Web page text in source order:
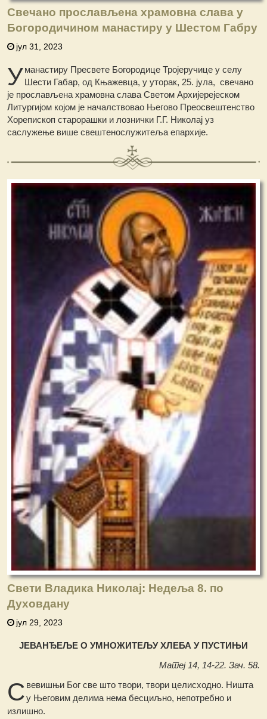
Свечано прослављена храмовна слава у
Богородичином манастиру у Шестом Габру
јул 31, 2023
Уманастиру Пресвете Богородице Тројеручице у селу
Шести Габар, од Књажевца, у уторак, 25. јула, свечано
је прослављена храмовна слава Светом Архијерејеском
Литургијом којом је началствовао Његово Преосвештенство
Хорепископ старорашки и лознички Г.Г. Николај уз
саслужење више свештенослужитеља епархије.
Свети Владика Николај: Недеља 8. по
Духовдану
јул 29, 2023
ЈЕВАНЂЕЉЕ О УМНОЖИТЕЉУ ХЛЕБА У ПУСТИЊИ
Матеј 14, 14-22. Зач. 58.
С вевишњи Бог све што твори, твори целисходно. Ништа
у Његовим делима нема бесциљно, непотребно и
излишно.